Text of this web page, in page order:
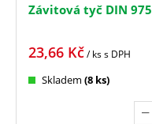
Závitová tyč DIN
23,66 Kč/ kss DPH
Skladem (8 ks)